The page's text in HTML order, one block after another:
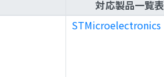
対応製品一覧表
STMicroelectronics